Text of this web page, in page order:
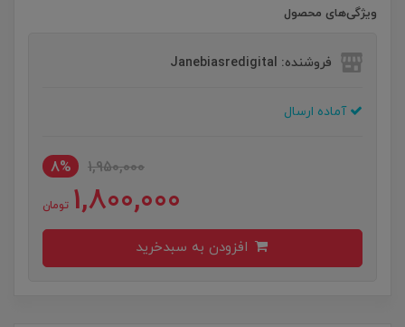
ویژگی‌های محصول
فروشنده: Janebiasredigital
آماده ارسال
1,950,000
8%
1,800,000 تومان